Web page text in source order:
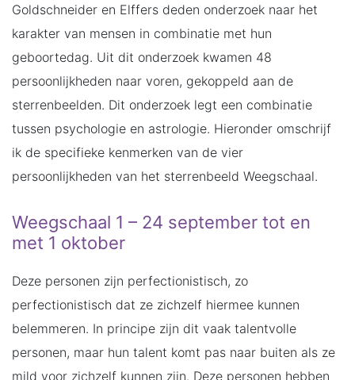
Goldschneider en Elffers deden onderzoek naar het
karakter van mensen in combinatie met hun
geboortedag. Uit dit onderzoek kwamen 48
persoonlijkheden naar voren, gekoppeld aan de
sterrenbeelden. Dit onderzoek legt een combinatie
tussen psychologie en astrologie. Hieronder omschrijf
ik de specifieke kenmerken van de vier
persoonlijkheden van het sterrenbeeld Weegschaal.
Weegschaal 1 – 24 september tot en
met 1 oktober
Deze personen zijn perfectionistisch, zo
perfectionistisch dat ze zichzelf hiermee kunnen
belemmeren. In principe zijn dit vaak talentvolle
personen, maar hun talent komt pas naar buiten als ze
mild voor zichzelf kunnen zijn. Deze personen hebben